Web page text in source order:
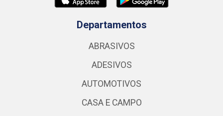
Departamentos
ABRASIVOS
ADESIVOS
AUTOMOTIVOS
CASA E CAMPO